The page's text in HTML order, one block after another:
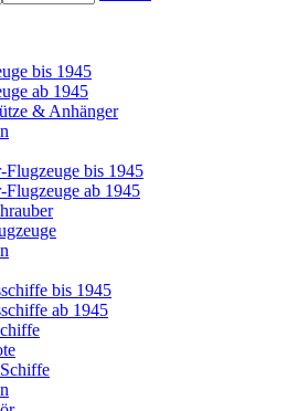
bis 1945
ab 1945
& Anhänger
bis 1945
ab 1945
bis 1945
ab 1945